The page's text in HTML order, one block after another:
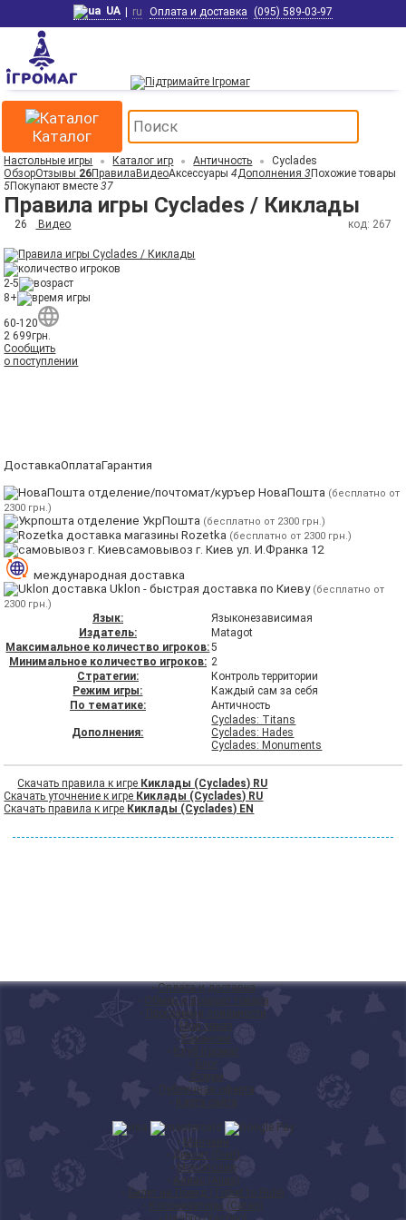
UA | ru Оплата и доставка (095) 589-03-97
Каталог
Настольные игры Каталог игр Античность
Cyclades
ОбзорОтзывы 26Правила ВидеоАксессуары4Дополнения3 Похожие товары
5Покупают вместе37
Правила игры Cyclades / Киклады
26 Видео код: 267
2-5
8+
60-120
2 699грн.
Сообщить
о поступлении
ДоставкаОплатаГарантия
отделение/почтомат/куръер НоваПошта (бесплатно от
2300 грн.)
отделение УкрПошта (бесплатно от 2300 грн.)
магазины Rozetka (бесплатно от 2300 грн.)
самовывоз г. Киев ул. И.Франка 12
международная доставка
Uklon - быстрая доставка по Киеву (бесплатно от
2300 грн.)
Язык:
Языконезависимая
Издатель:
Matagot
Максимальное количество игроков:5
Минимальное количество игроков: 2
Стратегии:
Контроль территории
Режим игры:
Каждый сам за себя
По тематике:
Античность
Дополнения:
Cyclades: Titans
Cyclades: Hades
Cyclades: Monuments
Скачать правила к игре Киклады (Cyclades) RU
Скачать уточнение к игре Киклады (Cyclades) RU
Скачать правила к игре Киклады (Cyclades) EN
◦Оплата и доставка
Обмен и возврат товара
Программа лояльности
◦ Мой заказ
◦ Вакансии
Клуб Ігромаг
Блог
◦ Форум
Публичная оферта
Карта сайта
◦ Манчкин
◦ Диксит (Dixit)
Монополия
Алиас (Alias)
Билет на Поезд (Ticket to Ride)
◦ Колонизаторы (Catan)